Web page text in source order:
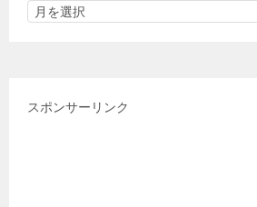
スポンサーリンク